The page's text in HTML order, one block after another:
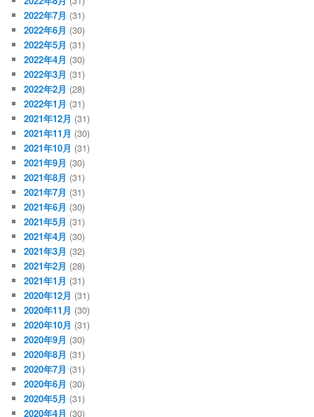
2022年7月 (31)
2022年6月 (30)
2022年5月 (31)
2022年4月 (30)
2022年3月 (31)
2022年2月 (28)
2022年1月 (31)
2021年12月 (31)
2021年11月 (30)
2021年10月 (31)
2021年9月 (30)
2021年8月 (31)
2021年7月 (31)
2021年6月 (30)
2021年5月 (31)
2021年4月 (30)
2021年3月 (32)
2021年2月 (28)
2021年1月 (31)
2020年12月 (31)
2020年11月 (30)
2020年10月 (31)
2020年9月 (30)
2020年8月 (31)
2020年7月 (31)
2020年6月 (30)
2020年5月 (31)
2020年4月 (30)